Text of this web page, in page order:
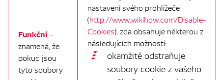
Funkční–
znamená, že
pokud jsou
tyto soubory
nastavení svého prohlížeče
(http://www.wikihow.com/Disable-
Cookies), zda obsahuje některou z
následujících možností:
okamžitě odstraňuje
soubory cookie z vašeho